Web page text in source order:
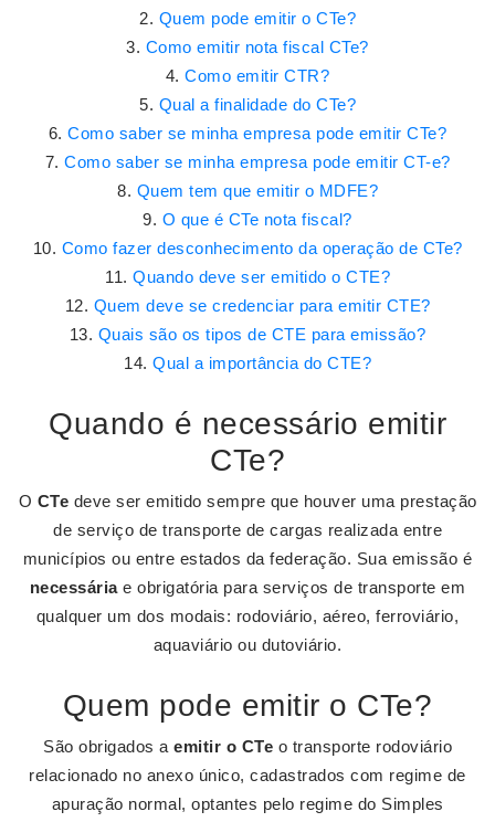
Quem pode emitir o CTe?
Como emitir nota fiscal CTe?
Como emitir CTR?
Qual a finalidade do CTe?
Como saber se minha empresa pode emitir CTe?
Como saber se minha empresa pode emitir CT-e?
Quem tem que emitir o MDFE?
O que é CTe nota fiscal?
Como fazer desconhecimento da operação de CTe?
Quando deve ser emitido o CTE?
Quem deve se credenciar para emitir CTE?
Quais são os tipos de CTE para emissão?
Qual a importância do CTE?
Quando é necessário emitir
CTe?
O CTe deve ser emitido sempre que houver uma prestação
de serviço de transporte de cargas realizada entre
municípios ou entre estados da federação. Sua emissão é
necessáriae obrigatória para serviços de transporte em
qualquer um dos modais: rodoviário, aéreo, ferroviário,
aquaviário ou dutoviário.
Quem pode emitir o CTe?
São obrigados a emitir o CTe o transporte rodoviário
relacionado no anexo único, cadastrados com regime de
apuração normal, optantes pelo regime do Simples